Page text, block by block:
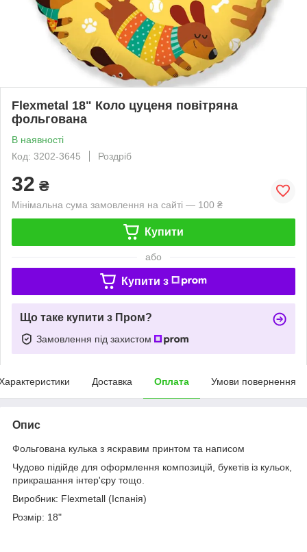
Flexmetal 18" Коло цуценя повітряна
фольгована
В наявності
Код: 3202-3645
Роздріб
32 ₴
Мінімальна сума замовлення на сайті — 100 ₴
Купити
або
Купити з
Що таке купити з Пром?
Замовлення під захистом
Доставка Оплата Умови повернення
Опис
Фольгована кулька з яскравим принтом та написом
Чудово підійде для оформлення композицій, букетів із кульок,
прикрашання інтер'єру тощо.
Виробник: Flexmetall (Іспанія)
Розмір: 18"